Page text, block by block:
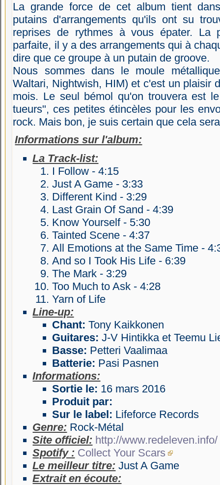
La grande force de cet album tient
putains d'arrangements qu'ils ont su
reprises de rythmes à vous épater. La
parfaite, il y a des arrangements qui à
dire que ce groupe à un putain de groove.
Nous sommes dans le moule
Waltari, Nightwish, HIM) et c'est un plaisir
mois. Le seul bémol qu'on trouvera est
tueurs", ces petites étincèles pour les
rock. Mais bon, je suis certain que cela
Informations sur l'album:
La Track-list:
I Follow - 4:15
Just A Game - 3:33
Different Kind - 3:29
Last Grain Of Sand - 4:39
Know Yourself - 5:30
Tainted Scene - 4:37
All Emotions at the Same Time -
And so I Took His Life - 6:39
The Mark - 3:29
Too Much to Ask - 4:28
Yarn of Life
Line-up:
Chant: Tony Kaikkonen
Guitares: J-V Hintikka et Teemu
Basse: Petteri Vaalimaa
Batterie: Pasi Pasnen
Informations:
Sortie le: 16 mars 2016
Produit par:
Sur le label: Lifeforce Records
Genre: Rock-Métal
Site officiel: http://www.redeleven.info/
Spotify : Collect Your Scars
Le meilleur titre: Just A Game
Extrait en écoute: